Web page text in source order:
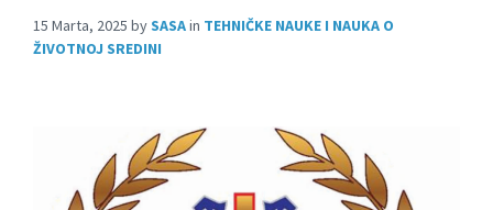
15 Marta, 2025 bySASAin TEHNIČKE NAUKE I NAUKA O
ŽIVOTNOJ SREDINI